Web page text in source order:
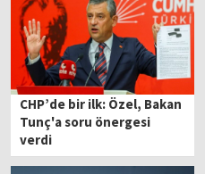
CHP’de bir ilk: Özel, Bakan
Tunç'a soru önergesi
verdi